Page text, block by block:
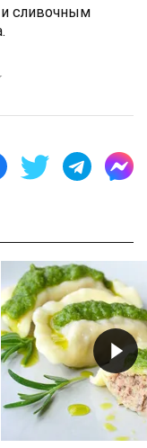
сливочным